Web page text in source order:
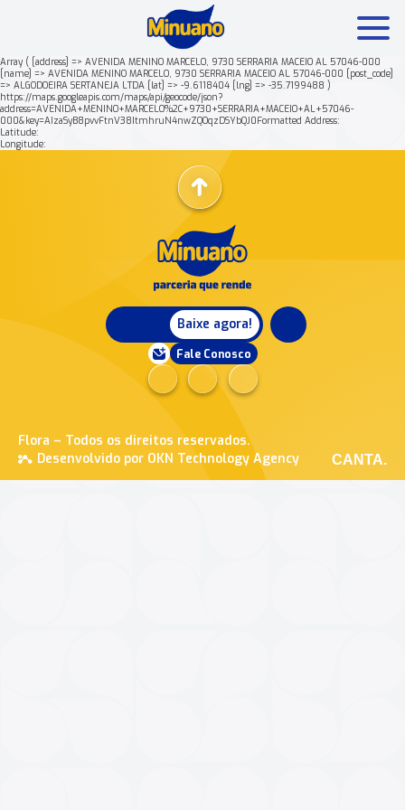
Array ( [address] => AVENIDA MENINO MARCELO, 9730 SERRARIA MACEIO AL 57046-000
[name] => AVENIDA MENINO MARCELO, 9730 SERRARIA MACEIO AL 57046-000 [post_code]
=> ALGODOEIRA SERTANEJA LTDA [lat] => -9.6118404 [lng] => -35.7199488 )
https://maps.googleapis.com/maps/api/geocode/json?
address=AVENIDA+MENINO+MARCELO%2C+9730+SERRARIA+MACEIO+AL+57046-
000&key=AIzaSyB8pvvFtnV38ItmhruN4nwZQOqzDSYbQJ0Formatted Address:
Latitude:
Longitude:
Baixe agora!
Fale Conosco
Flora – Todos os direitos reservados.
Desenvolvido por OKN Technology Agency
CANTA.
Mais buscados: Produtos Minuano Rende +
Nossa história